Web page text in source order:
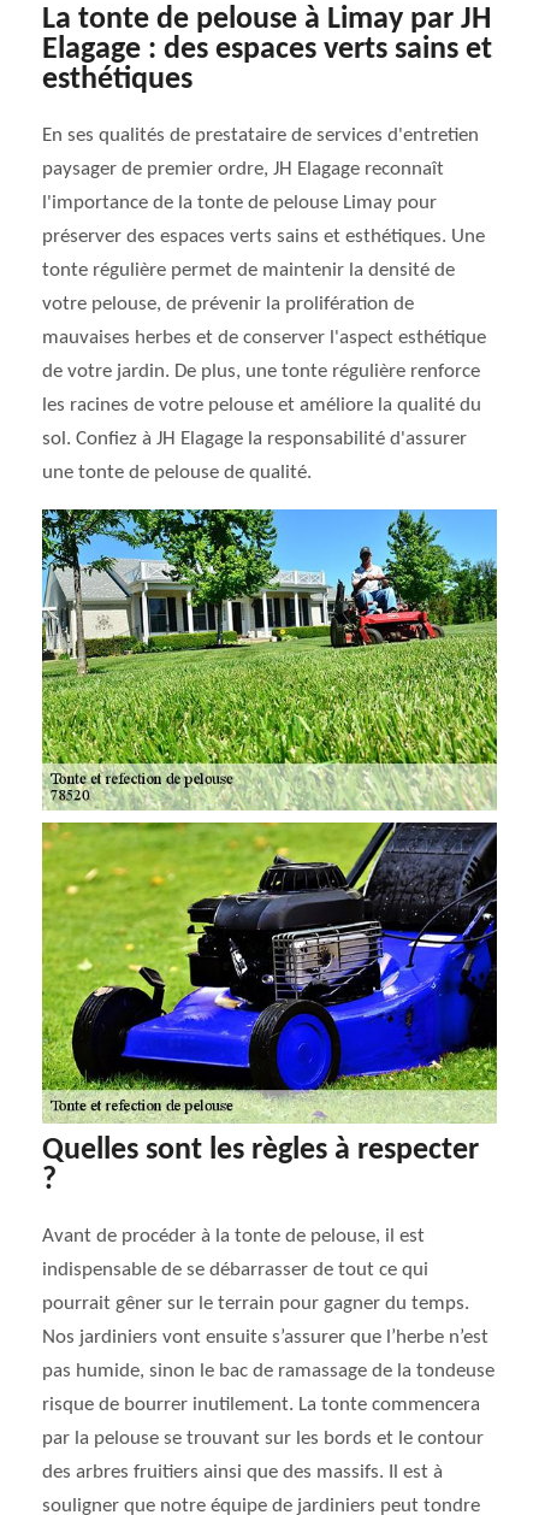
La tonte de pelouse à Limay par JH
Elagage : des espaces verts sains et
esthétiques
En ses qualités de prestataire de services d'entretien
paysager de premier ordre, JH Elagage reconnaît
l'importance de la tonte de pelouse Limay pour
préserver des espaces verts sains et esthétiques. Une
tonte régulière permet de maintenir la densité de
votre pelouse, de prévenir la prolifération de
mauvaises herbes et de conserver l'aspect esthétique
de votre jardin. De plus, une tonte régulière renforce
les racines de votre pelouse et améliore la qualité du
sol. Confiez à JH Elagage la responsabilité d'assurer
une tonte de pelouse de qualité.
Quelles sont les règles à respecter
?
Avant de procéder à la tonte de pelouse, il est
indispensable de se débarrasser de tout ce qui
pourrait gêner sur le terrain pour gagner du temps.
Nos jardiniers vont ensuite s’assurer que l’herbe n’est
pas humide, sinon le bac de ramassage de la tondeuse
risque de bourrer inutilement. La tonte commencera
par la pelouse se trouvant sur les bords et le contour
des arbres fruitiers ainsi que des massifs. Il est à
souligner que notre équipe de jardiniers peut tondre